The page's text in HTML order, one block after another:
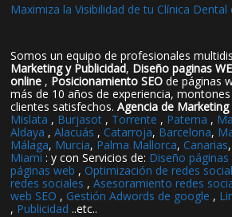
Maximiza la Visibilidad de tu Clínica
Somos un equipo de profesionales
Marketing y Publicidad, Diseño paginas
online , Posicionamiento SEO de páginas
más de 10 años de experiencia,
clientes satisfechos.Agencia de Marketing
Mislata , Burjasot , Torrente , Paterna ,
Aldaya ,Alacuás , Catarroja, Barcelona,
Málaga, Murcia, Palma Mallorca, Canarias,
Miami : y con Servicios de: Diseño páginas
páginas web , Optimización de redes
redes sociales ,Asesoramiento redes
web SEO , Gestión Adwords de google ,
, Publicidad ..etc..